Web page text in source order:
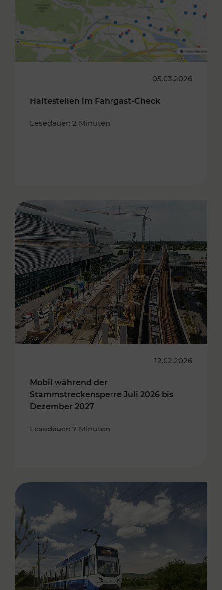
05.03.2026
Haltestellen im Fahrgast-Check
Lesedauer: 2 Minuten
12.02.2026
Mobil während der
Stammstreckensperre Juli 2026 bis
Dezember 2027
Lesedauer: 7 Minuten